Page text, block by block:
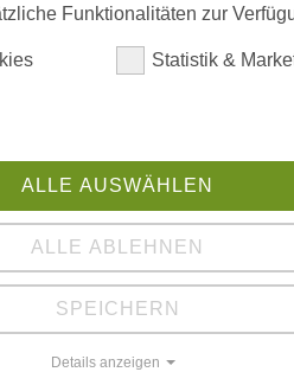
Funktionalitäten zur
Statistik &
ALLE AUSWÄHLEN
ALLE ABLEHNEN
SPEICHERN
Details anzeigen